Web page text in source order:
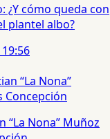
¿Y cómo queda con
plantel albo?
“La Nona” Muñoz